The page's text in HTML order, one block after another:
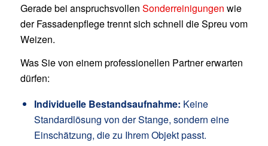
Gerade bei anspruchsvollen Sonderreinigungen wie
der Fassadenpflege trennt sich schnell die Spreu vom
Weizen.
Was Sie von einem professionellen Partner erwarten
dürfen:
Individuelle Bestandsaufnahme: Keine
Standardlösung von der Stange, sondern eine
Einschätzung, die zu Ihrem Objekt passt.